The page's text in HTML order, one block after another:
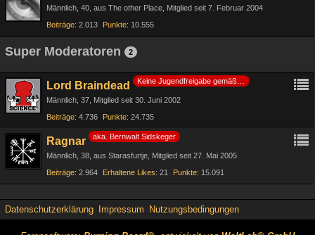
Männlich 40 aus The other Place Mitglied seit 7. Februar 2004
Beiträge 2.013 Punkte 10.555
Super Moderatoren 2
Lord Braindead
Männlich 37 Mitglied seit 30. Juni 2002
Beiträge 4.736 Punkte 24.735
Ragnar aka. Bernwalt Sidskeger
Männlich 38 aus Starasfurtje Mitglied seit 27. Mai 2005
Beiträge 2.964 Erhaltene Likes 21 Punkte 15.091
Datenschutzerklärung Impressum Nutzungsbedingungen